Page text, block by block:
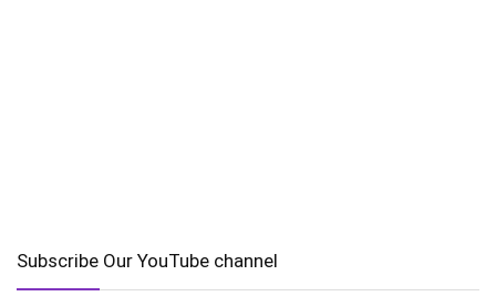
Subscribe Our YouTube channel